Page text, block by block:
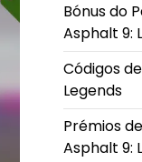
Bónus do
Asphalt 9:
Códigos
Legends
Prémios
Asphalt 9: